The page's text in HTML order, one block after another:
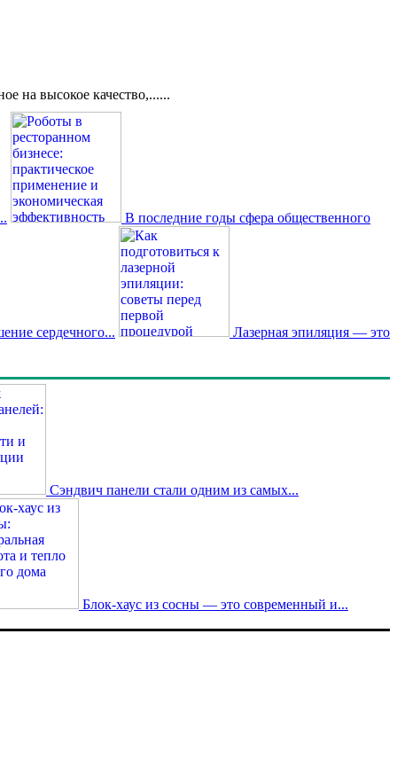
на высокое качество,......
В последние годы сфера общественного
сердечного... Лазерная эпиляция — это
Сэндвич панели стали одним из самых...
Блок-хаус из сосны — это современный и...